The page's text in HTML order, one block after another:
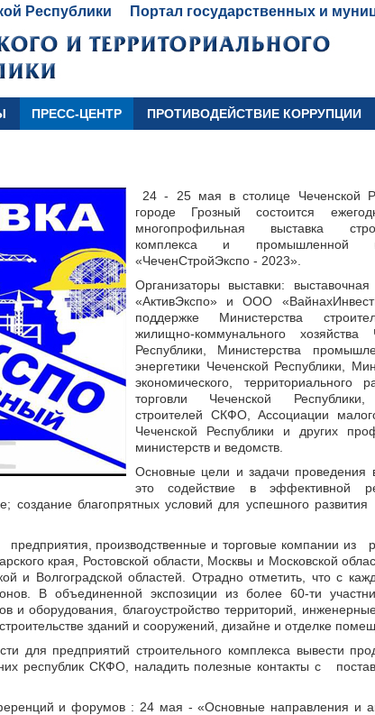
Республики Портал государственных и
ПРЕСС-ЦЕНТР ПРОТИВОДЕЙСТВИЕ КОРРУПЦИИ
24 - 25 мая в столице Чеченской
городе Грозный состоится
многопрофильная выставка
комплекса и промышленной
«ЧеченСтройЭкспо - 2023».
Организаторы выставки:
«АктивЭкспо» и ООО
поддержке Министерства
жилищно-коммунального хозяйства
Республики, Министерства
энергетики Чеченской Республики,
экономического, территориального
торговли Чеченской
строителей СКФО, Ассоциации
Чеченской Республики и других
министерств и ведомств.
Основные цели и задачи проведения
это содействие в эффективной
создание благопрятных условий для успешного
производственные и торговые компании из
края, Ростовской области, Москвы и Московской
и Волгоградской областей. Отрадно отметить, что с
В объединенной экспозиции из более 60-ти
оборудования, благоустройство территорий,
зданий и сооружений, дизайне и отделке
для предприятий строительного комплекса вывести
республик СКФО, наладить полезные контакты с
и форумов : 24 мая - «Основные направления и